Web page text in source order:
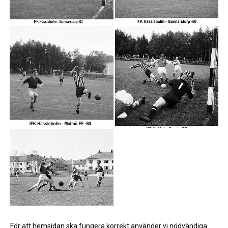
För att hemsidan ska fungera korrekt använder vi nödvändiga